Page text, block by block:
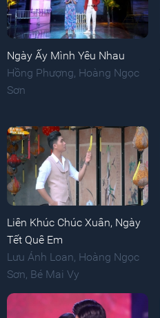
Ngày Ấy Mình Yêu Nhau
Hồng Phượng Hoàng Ngọc
Sơn
Liên Khúc Chúc Xuân, Ngày
Tết Quê Em
Lưu Ánh Loan, Hoàng Ngọc
Sơn, Bé Mai Vy